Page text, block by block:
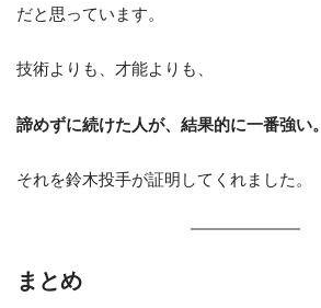
だと思っています。
技術よりも、才能よりも、
諦めずに続けた人が、結果的に一番強い。
それを鈴木投手が証明してくれました。
まとめ